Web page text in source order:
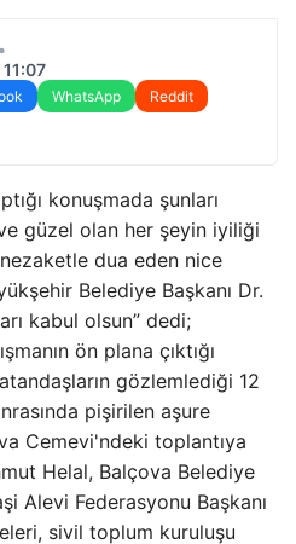
•
WhatsApp
Reddit
konuşmada şunları
güzel olan her şeyin iyiliği
dua eden nice
Belediye Başkanı Dr.
kabul olsun” dedi;
ön plana çıktığı
gözlemlediği 12
pişirilen aşure
Cemevi'ndeki toplantıya
Helal, Balçova Belediye
Alevi Federasyonu Başkanı
sivil toplum kuruluşu